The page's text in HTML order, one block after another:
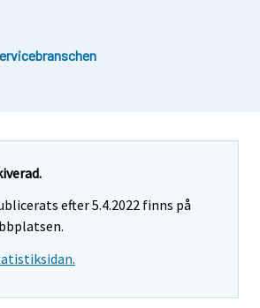
efter 5.4.2022 finns på